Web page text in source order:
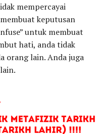
mempercayai
keputusan
untuk membuat
hati, anda tidak
orang lain. Anda juga